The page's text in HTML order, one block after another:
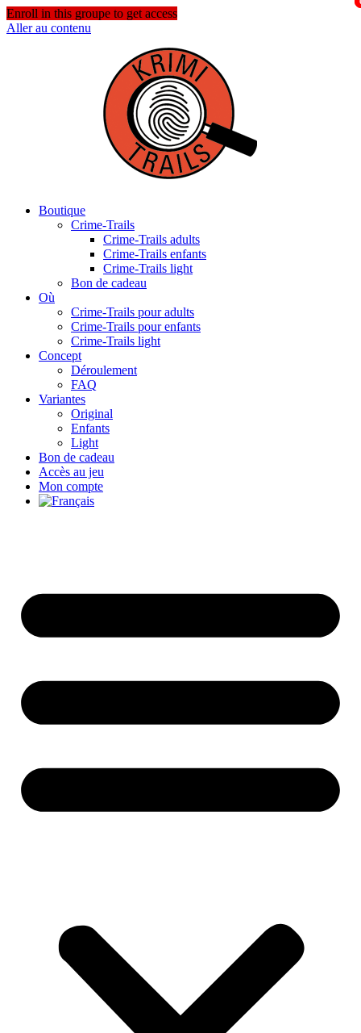
Enroll in this groupe to get access
Aller au contenu
Boutique
Crime-Trails
Crime-Trails adults
Crime-Trails enfants
Crime-Trails light
Bon de cadeau
Où
Crime-Trails pour adults
Crime-Trails pour enfants
Crime-Trails light
Concept
Déroulement
FAQ
Variantes
Original
Enfants
Light
Bon de cadeau
Accès au jeu
Mon compte